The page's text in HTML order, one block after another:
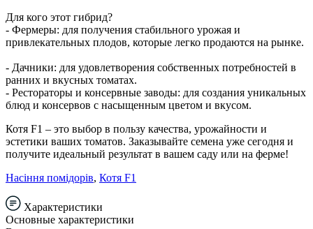
Для кого этот гибрид?
- Фермеры: для получения стабильного урожая и
привлекательных плодов, которые легко продаются на рынке.
- Дачники: для удовлетворения собственных потребностей в
ранних и вкусных томатах.
- Рестораторы и консервные заводы: для создания уникальных
блюд и консервов с насыщенным цветом и вкусом.
Котя F1 – это выбор в пользу качества, урожайности и
эстетики ваших томатов. Заказывайте семена уже сегодня и
получите идеальный результат в вашем саду или на ферме!
Насіння помідорів, Котя F1
Характеристики
Основные характеристики